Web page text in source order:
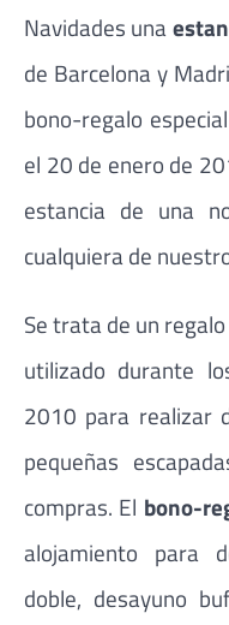
Navidades una
de Barcelona y
bono-regalo
el 20 de enero de
estancia de una
cualquiera de
Se trata de un
utilizado durante
2010 para realizar
pequeñas
compras. El bono-
alojamiento para
doble, desayuno